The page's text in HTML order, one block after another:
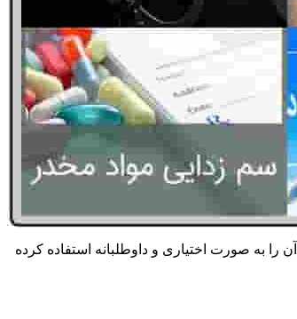
را به صورت اختیاری و داوطلبانه استفاده کرده